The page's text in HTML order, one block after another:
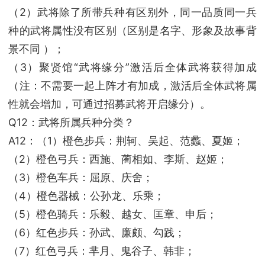
（2）武将除了所带兵种有区别外，同一品质同一兵
种的武将属性没有区别（区别是名字、形象及故事背
景不同 ）；
（3）聚贤馆“武将缘分”激活后全体武将获得加成
（注：不需要一起上阵才有加成，激活后全体武将属
性就会增加，可通过招募武将开启缘分）。
Q12：武将所属兵种分类？
A12：（1）橙色步兵：荆轲、吴起、范蠡、夏姬；
（2）橙色弓兵：西施、蔺相如、李斯、赵姬；
（3）橙色车兵：屈原、庆舍；
（4）橙色器械：公孙龙、乐乘；
（5）橙色骑兵：乐毅、越女、匡章、申后；
（6）红色步兵：孙武、廉颇、勾践；
（7）红色弓兵：芈月、鬼谷子、韩非；